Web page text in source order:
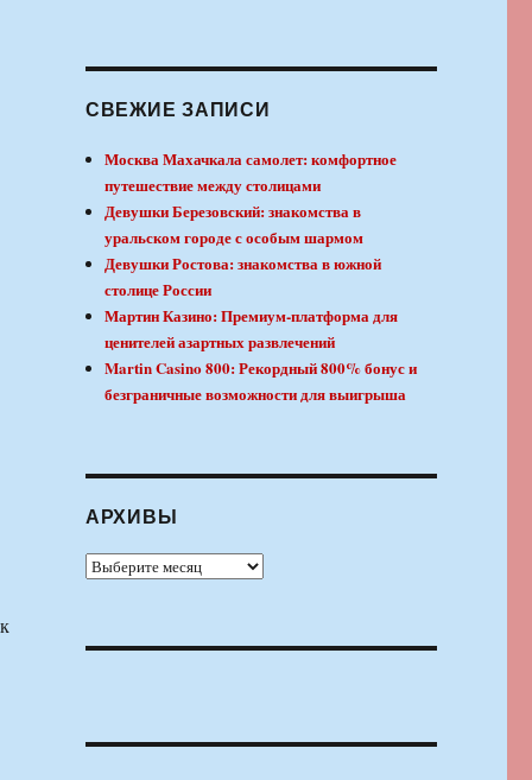
СВЕЖИЕ ЗАПИСИ
Москва Махачкала самолет: комфортное
путешествие между столицами
Девушки Березовский: знакомства в
уральском городе с особым шармом
Девушки Ростова: знакомства в южной
столице России
Мартин Казино: Премиум-платформа для
ценителей азартных развлечений
Martin Casino 800: Рекордный 800% бонус и
безграничные возможности для выигрыша
АРХИВЫ
Архивы